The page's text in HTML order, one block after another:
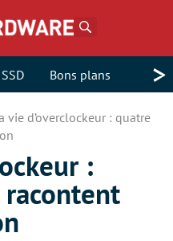
SSD Bons plans >
vie d’overclockeur : quatre
: